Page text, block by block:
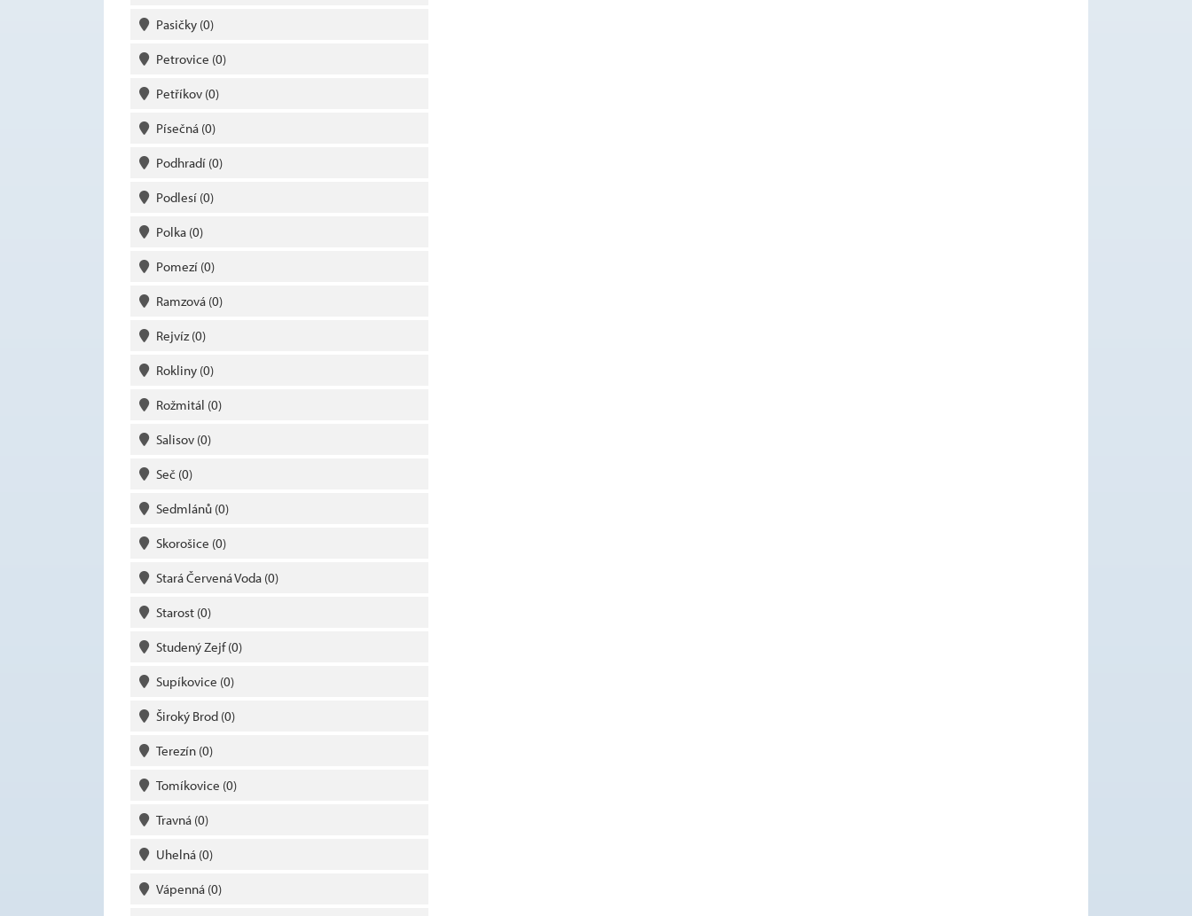
Pasičky (0)
Petrovice (0)
Petříkov (0)
Písečná (0)
Podhradí (0)
Podlesí (0)
Polka (0)
Pomezí (0)
Ramzová (0)
Rejvíz(0)
Rokliny (0)
Rožmitál (0)
Salisov (0)
Seč (0)
Sedmlánů (0)
Skorošice (0)
Stará Červená Voda (0)
Starost (0)
Studený Zejf(0)
Supíkovice (0)
Široký Brod (0)
Terezín (0)
Tomíkovice (0)
Travná (0)
Uhelná (0)
Vápenná (0)